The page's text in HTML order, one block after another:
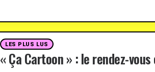
LES PLUS LUS
« Ça Cartoon » : le rendez-